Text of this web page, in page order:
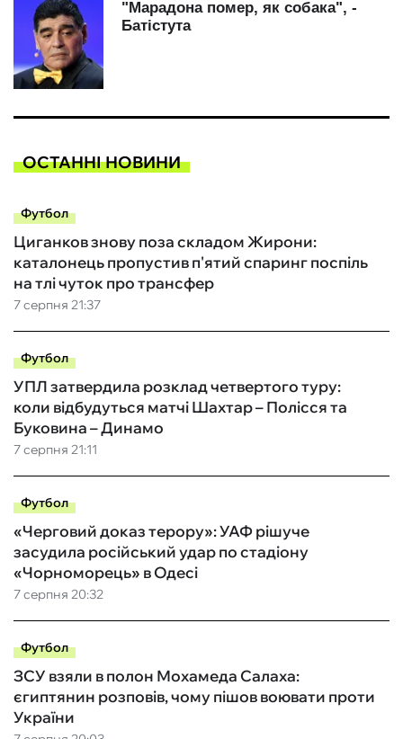
ОСТАННІ НОВИНИ
Футбол
7 серпня 21:37
Циганков знову поза складом Жирони:
каталонець пропустив п'ятий спаринг поспіль
на тлі чуток про трансфер
Футбол
7 серпня 21:11
УПЛ затвердила розклад четвертого туру:
коли відбудуться матчі Шахтар – Полісся та
Буковина – Динамо
Футбол
7 серпня 20:32
«Черговий доказ терору»: УАФ рішуче
засудила російський удар по стадіону
«Чорноморець» в Одесі
Футбол
ЗСУ взяли в полон Мохамеда Салаха:
єгиптянин розповів, чому пішов воювати проти
України